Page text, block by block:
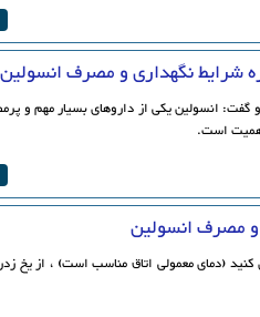
شرایط نگهداری و مصرف انسولین
گفت: انسولین یکی از داروهای بسیار مهم و
است.
و مصرف انسولین
(دمای معمولی اتاق مناسب است) ، از یخ